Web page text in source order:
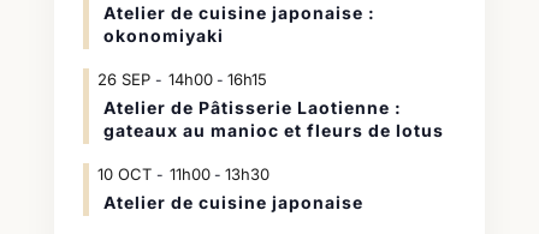
Atelier de cuisine japonaise :
okonomiyaki
26 SEP 14h00- 16h15
Atelier de Pâtisserie Laotienne :
gateaux au manioc et fleurs de lotus
10 OCT 11h00- 13h30
Atelier de cuisine japonaise